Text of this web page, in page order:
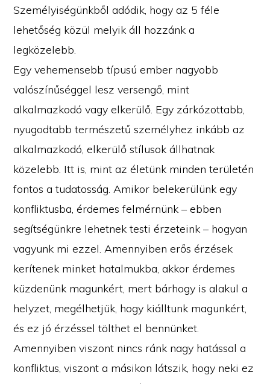
Személyiségünkből adódik, hogy az 5 féle
lehetőség közül melyik áll hozzánk a
legközelebb.
Egy vehemensebb típusú ember nagyobb
valószínűséggel lesz versengő, mint
alkalmazkodó vagy elkerülő. Egy zárkózottabb,
nyugodtabb természetű személyhez inkább az
alkalmazkodó, elkerülő stílusok állhatnak
közelebb. Itt is, mint az életünk minden területén
fontos a tudatosság. Amikor belekerülünk egy
konfliktusba, érdemes felmérnünk – ebben
segítségünkre lehetnek testi érzeteink – hogyan
vagyunk mi ezzel. Amennyiben erős érzések
kerítenek minket hatalmukba, akkor érdemes
küzdenünk magunkért, mert bárhogy is alakul a
helyzet, megélhetjük, hogy kiálltunk magunkért,
és ez jó érzéssel tölthet el bennünket.
Amennyiben viszont nincs ránk nagy hatással a
konfliktus, viszont a másikon látszik, hogy neki ez